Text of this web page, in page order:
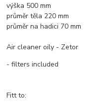
výška 500 mm
průměr těla 220 mm
průměr na hadici 70 mm
Air cleaner oily - Zetor
- filters included
Fitt to: